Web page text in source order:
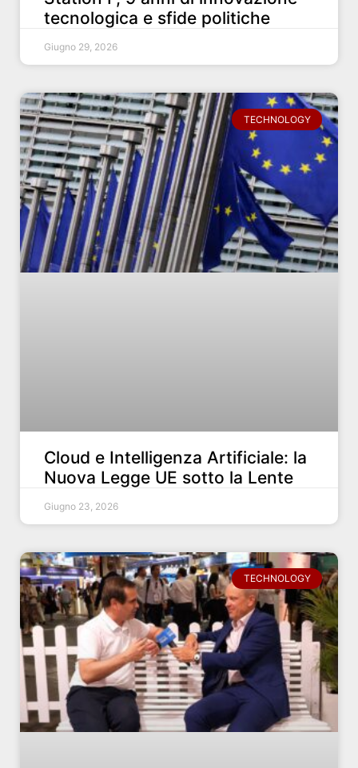
tecnologica e sfide politiche
Giugno 29, 2026
TECHNOLOGY
Cloud e Intelligenza Artificiale: la
Nuova Legge UE sotto la Lente
Giugno 23, 2026
TECHNOLOGY